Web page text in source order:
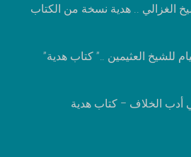
الغزالي .. هدية نسخة من الكتاب
للشيخ العثيمين ..” كتاب هدية”
أدب الخلاف – كتاب هدية